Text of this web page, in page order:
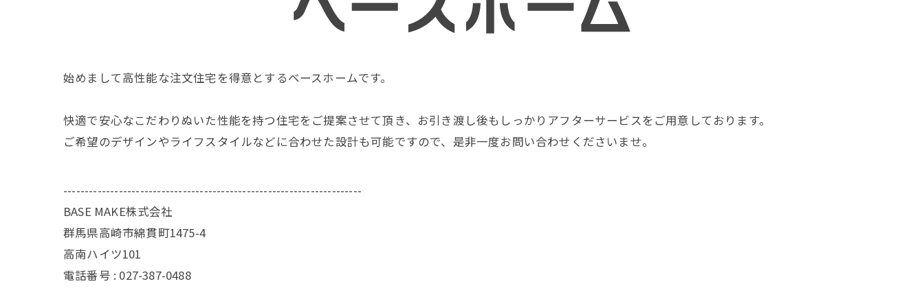
始めまして高性能な注文住宅を得意とするベースホームです。
快適で安心なこだわりぬいた性能を持つ住宅をご提案させて頂き、お引き渡し後もしっかりアフターサービスをご用意しております。
ご希望のデザインやライフスタイルなどに合わせた設計も可能ですので、是非一度お問い合わせくださいませ。
----------------------------------------------------------------------
BASE MAKE株式会社
群馬県高崎市綿貫町1475-4
高南ハイツ101
電話番号 : 027-387-0488